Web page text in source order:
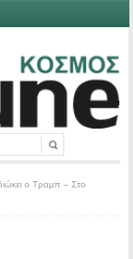
ο Τραμπ – Στο